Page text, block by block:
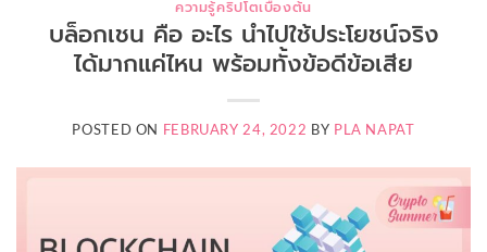
ความรู้คริปโตเบื้องต้น
บล็อกเชน คือ อะไร นำไปใช้ประโยชน์จริง
ได้มากแค่ไหน พร้อมทั้งข้อดีข้อเสีย
POSTED ON FEBRUARY 24, 2022 BY PLA NAPAT